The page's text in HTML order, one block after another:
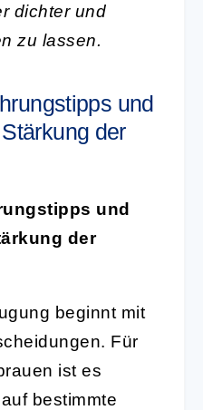
dichter und
zu lassen.
und
der
und
der
beginnt mit
Für
ist es
bestimmte